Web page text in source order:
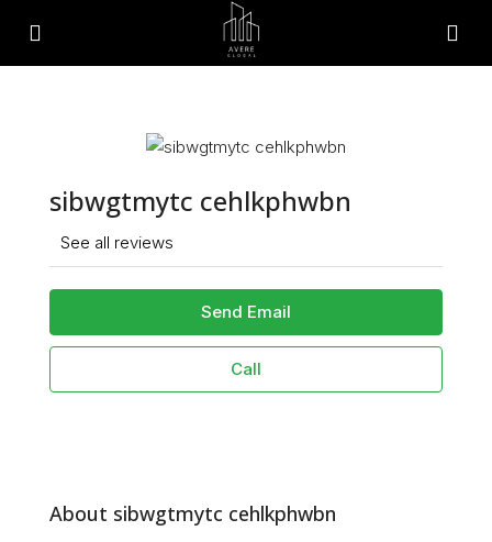
sibwgtmytc cehlkphwbn
See all reviews
Send Email
Call
About sibwgtmytc cehlkphwbn